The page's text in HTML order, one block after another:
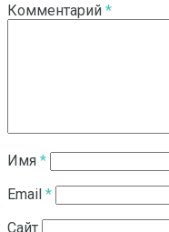
Комментарий *
Имя *
Email *
Сайт